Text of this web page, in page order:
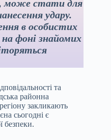
може стати для
удару.
в особистих
фоні знайомих
та
районна
закликають
сьогодні є
безпеки.